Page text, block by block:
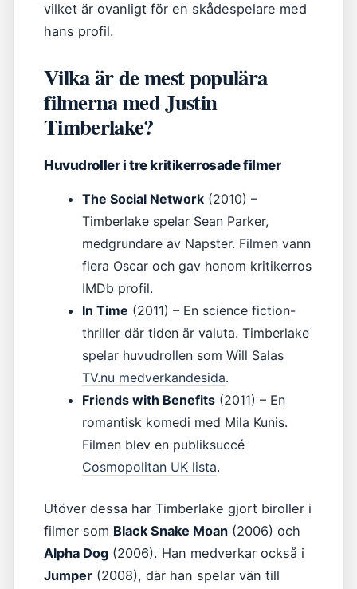
vilket är ovanligt för en skådespelare med
hans profil.
Vilka är de mest populära
filmerna med Justin
Timberlake?
Huvudroller i tre kritikerrosade filmer
The Social Network (2010) –
Timberlake spelar Sean Parker,
medgrundare av Napster. Filmen vann
flera Oscar och gav honom kritikerros
IMDb profil.
In Time (2011) – En science fiction-
thriller där tiden är valuta. Timberlake
spelar huvudrollen som Will Salas
TV.nu medverkandesida.
Friends with Benefits (2011) – En
romantisk komedi med Mila Kunis.
Filmen blev en publiksuccé
Cosmopolitan UK lista.
Utöver dessa har Timberlake gjort biroller i
filmer som Black Snake Moan (2006) och
Alpha Dog (2006). Han medverkar också i
Jumper (2008), där han spelar vän till